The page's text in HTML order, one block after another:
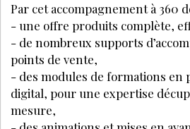
Par cet accompagnement à 360
- une offre produits complète,
- de nombreux supports
points de vente,
- des modules de formations en
digital, pour une expertise
mesure,